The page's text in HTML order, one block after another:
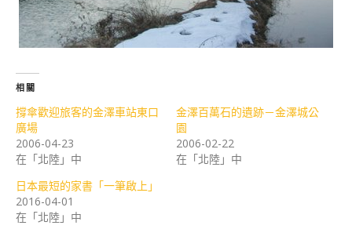
相關
撐傘歡迎旅客的金澤車站東口
廣場
2006-04-23
在「北陸」中
金澤百萬石的遺跡－金澤城公
園
2006-02-22
在「北陸」中
日本最短的家書「一筆啟上」
2016-04-01
在「北陸」中